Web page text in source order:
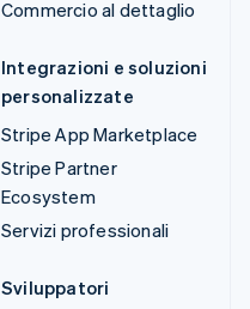
Commercio al dettaglio
Integrazioni e soluzioni
personalizzate
Stripe App Marketplace
Stripe Partner
Ecosystem
Servizi professionali
Sviluppatori